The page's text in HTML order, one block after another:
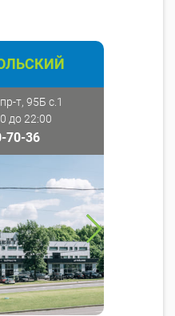
т, 95Б с.1
до 22:00
70-36